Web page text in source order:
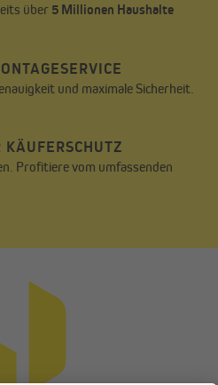
über 5 Millionen Haushalte
und maximale Sicherheit.
Profitiere vom umfassenden